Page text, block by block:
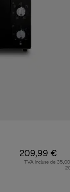
209,99 €
TVA incluse de